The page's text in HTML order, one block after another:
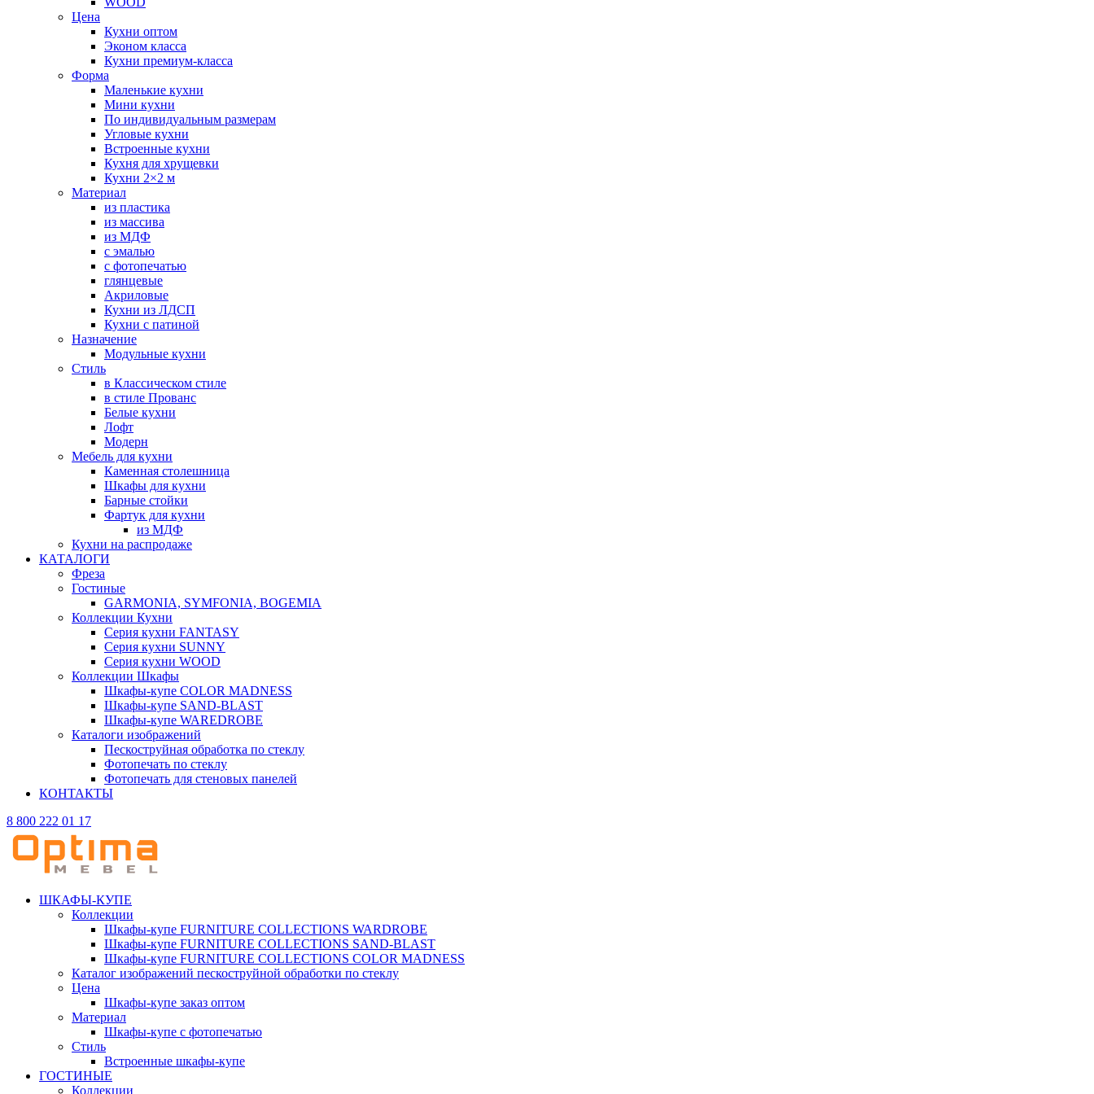
Цена
Кухни оптом
Эконом класса
Кухни премиум-класса
Форма
Маленькие кухни
Мини кухни
По индивидуальным размерам
Угловые кухни
Встроенные кухни
Кухня для хрущевки
Кухни 2×2 м
Материал
из пластика
из массива
из МДФ
с эмалью
с фотопечатью
глянцевые
Акриловые
Кухни из ЛДСП
Кухни с патиной
Назначение
Модульные кухни
Стиль
в Классическом стиле
в стиле Прованс
Белые кухни
Лофт
Модерн
Мебель для кухни
Каменная столешница
Шкафы для кухни
Барные стойки
Фартук для кухни
из МДФ
Кухни на распродаже
КАТАЛОГИ
Фреза
Гостиные
GARMONIA, SYMFONIA, BOGEMIA
Коллекции Кухни
Серия кухни FANTASY
Серия кухни SUNNY
Серия кухни WOOD
Коллекции Шкафы
Шкафы-купе COLOR MADNESS
Шкафы-купе SAND-BLAST
Шкафы-купе WAREDROBE
Каталоги изображений
Пескоструйная обработка по стеклу
Фотопечать по стеклу
Фотопечать для стеновых панелей
КОНТАКТЫ
8 800 222 01 17
ШКАФЫ-КУПЕ
Коллекции
Шкафы-купе FURNITURE COLLECTIONS WARDROBE
Шкафы-купе FURNITURE COLLECTIONS SAND-BLAST
Шкафы-купе FURNITURE COLLECTIONS COLOR MADNESS
Каталог изображений пескоструйной обработки по стеклу
Цена
Шкафы-купе заказ оптом
Материал
Шкафы-купе с фотопечатью
Стиль
Встроенные шкафы-купе
ГОСТИНЫЕ
Коллекции